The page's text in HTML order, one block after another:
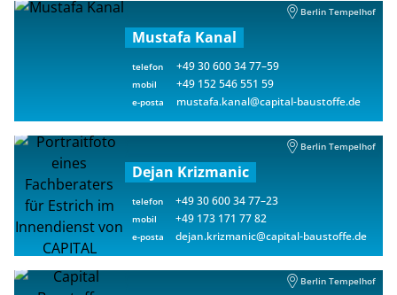
Berlin Tempelhof
Mustafa Kanal
telefon +49 30 600 34 77–59
mobil +49 152 546 551 59
e-posta mustafa.kanal@capital-baustoffe.de
Berlin Tempelhof
Dejan Krizmanic
telefon +49 30 600 34 77–23
mobil +49 173 171 77 82
e-posta dejan.krizmanic@capital-baustoffe.de
Berlin Tempelhof